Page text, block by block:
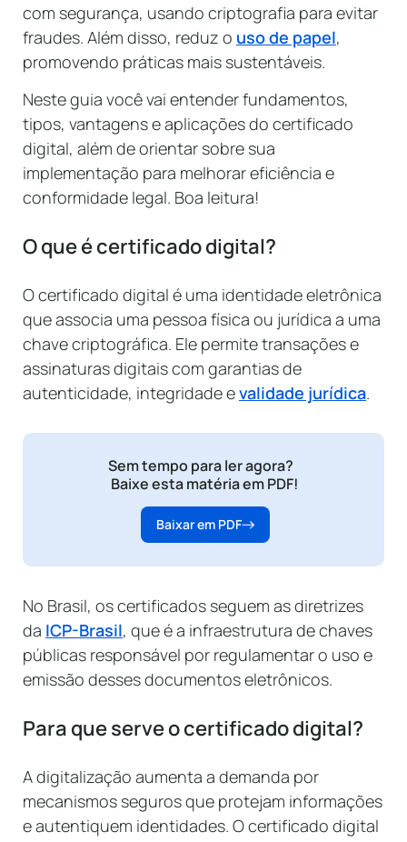
com segurança, usando criptografia para evitar
fraudes. Além disso, reduz o uso de papel,
promovendo práticas mais sustentáveis.
Neste guia você vai entender fundamentos,
tipos, vantagens e aplicações do certificado
digital, além de orientar sobre sua
implementação para melhorar eficiência e
conformidade legal. Boa leitura!
O que é certificado digital?
O certificado digital é uma identidade eletrônica
que associa uma pessoa física ou jurídica a uma
chave criptográfica. Ele permite transações e
assinaturas digitais com garantias de
autenticidade, integridade evalidade jurídica.
Sem tempo para ler agora?
Baixe esta matéria em PDF!
Baixar em PDF
No Brasil, os certificados seguem as diretrizes
da ICP-Brasil, que é a infraestrutura de chaves
públicas responsável por regulamentar o uso e
emissão desses documentos eletrônicos.
Para que serve o certificado digital?
A digitalização aumenta a demanda por
mecanismos seguros que protejam informações
e autentiquem identidades. O certificado digital